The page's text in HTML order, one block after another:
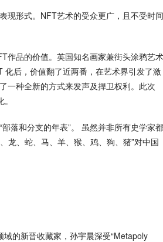
现形式。NFT艺术的受众更广，且不受时间
作品的价值。英国知名画家兼街头涂鸦艺术
后，价值翻了近两番，在艺术界引发了激
一种全新的方式来发声及捍卫权利。此次
落和分支的年表”。 虽然并非所有史学家都
龙、蛇、马、羊、猴、鸡、狗、猪”对中国
的新晋收藏家，孙宇晨深受“Metapoly